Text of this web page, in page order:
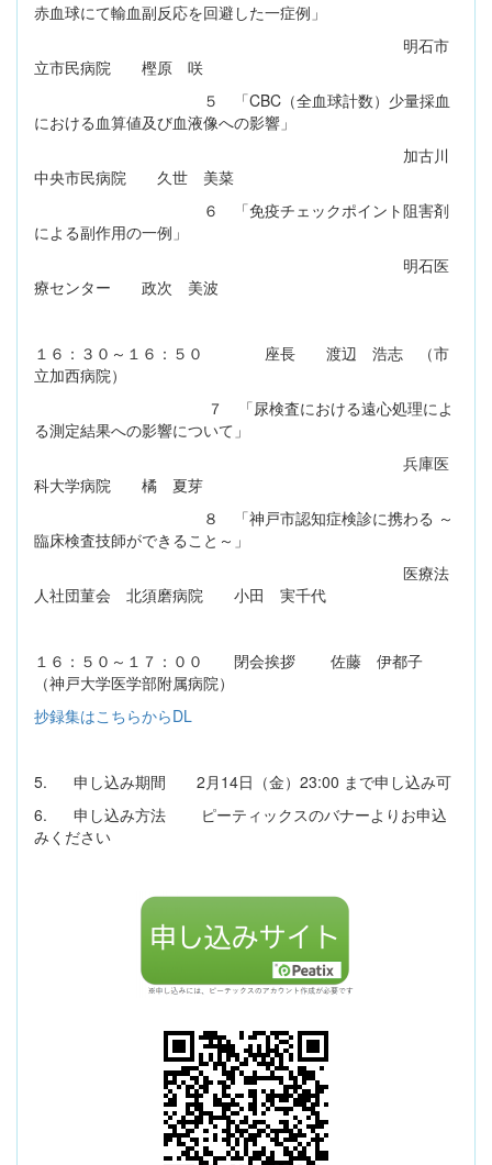
赤血球にて輸血副反応を回避した一症例」
明石市
立市民病院 樫原 咲
５ 「CBC（全血球計数）少量採血
における血算値及び血液像への影響」
加古川
中央市民病院 久世 美菜
６ 「免疫チェックポイント阻害剤
による副作用の一例」
明石医
療センター 政次 美波
１６：３０～１６：５０ 座長 渡辺 浩志 （市
立加西病院）
７ 「尿検査における遠心処理によ
る測定結果への影響について」
兵庫医
科大学病院 橘 夏芽
８ 「神戸市認知症検診に携わる ～
臨床検査技師ができること～」
医療法
人社団菫会 北須磨病院 小田 実千代
１６：５０～１７：００ 閉会挨拶 佐藤 伊都子
（神戸大学医学部附属病院）
抄録集はこちらからDL
5. 申し込み期間 2月14日（金）23:00 まで申し込み可
6. 申し込み方法 ピーティックスのバナーよりお申込
みください